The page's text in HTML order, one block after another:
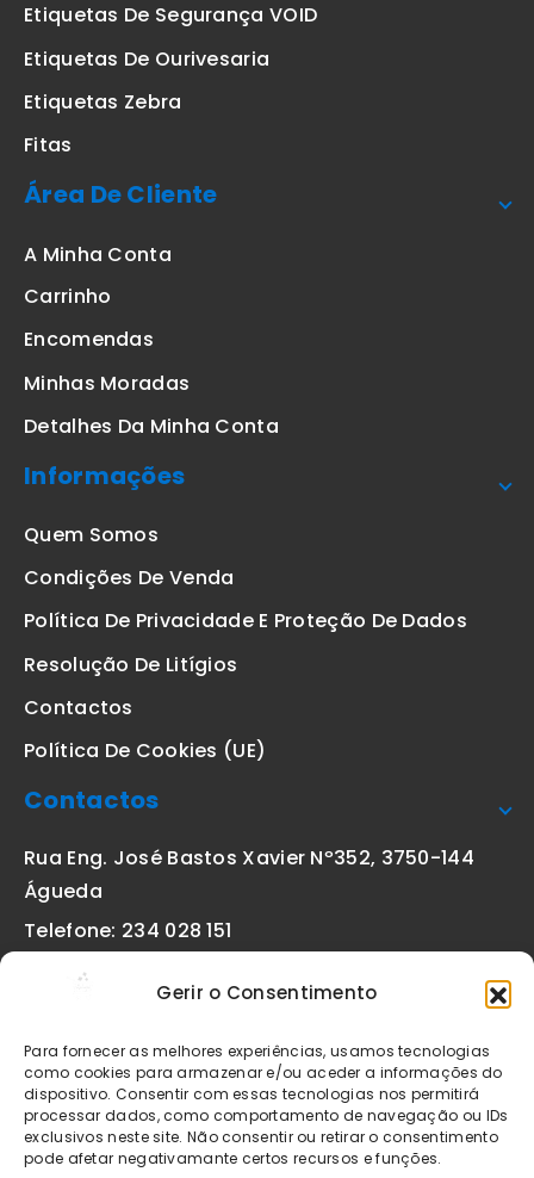
Gerir o Consentimento
Para fornecer as melhores experiências, usamos tecnologias
como cookies para armazenar e/ou aceder a informações do
dispositivo. Consentir com essas tecnologias nos permitirá
processar dados, como comportamento de navegação ou IDs
exclusivos neste site. Não consentir ou retirar o consentimento
pode afetar negativamante certos recursos e funções.
Etiquetas De Segurança VOID
Etiquetas De Ourivesaria
Etiquetas Zebra
Fitas
Área De Cliente
A Minha Conta
Carrinho
Encomendas
Minhas Moradas
Detalhes Da Minha Conta
Informações
Quem Somos
Condições De Venda
Política De Privacidade E Proteção De Dados
Resolução De Litígios
Contactos
Política De Cookies (UE)
Contactos
Rua Eng. José Bastos Xavier Nº352, 3750-144
Águeda
Telefone: 234 028 151
geral@etiquetas-online.pt
Os preços indicados incluem IVA à taxa legal em vigor. Todos
os artigos apresentados no site encontram-se sujeitos à
disponibilidade de stock após confirmação da encomenda. As